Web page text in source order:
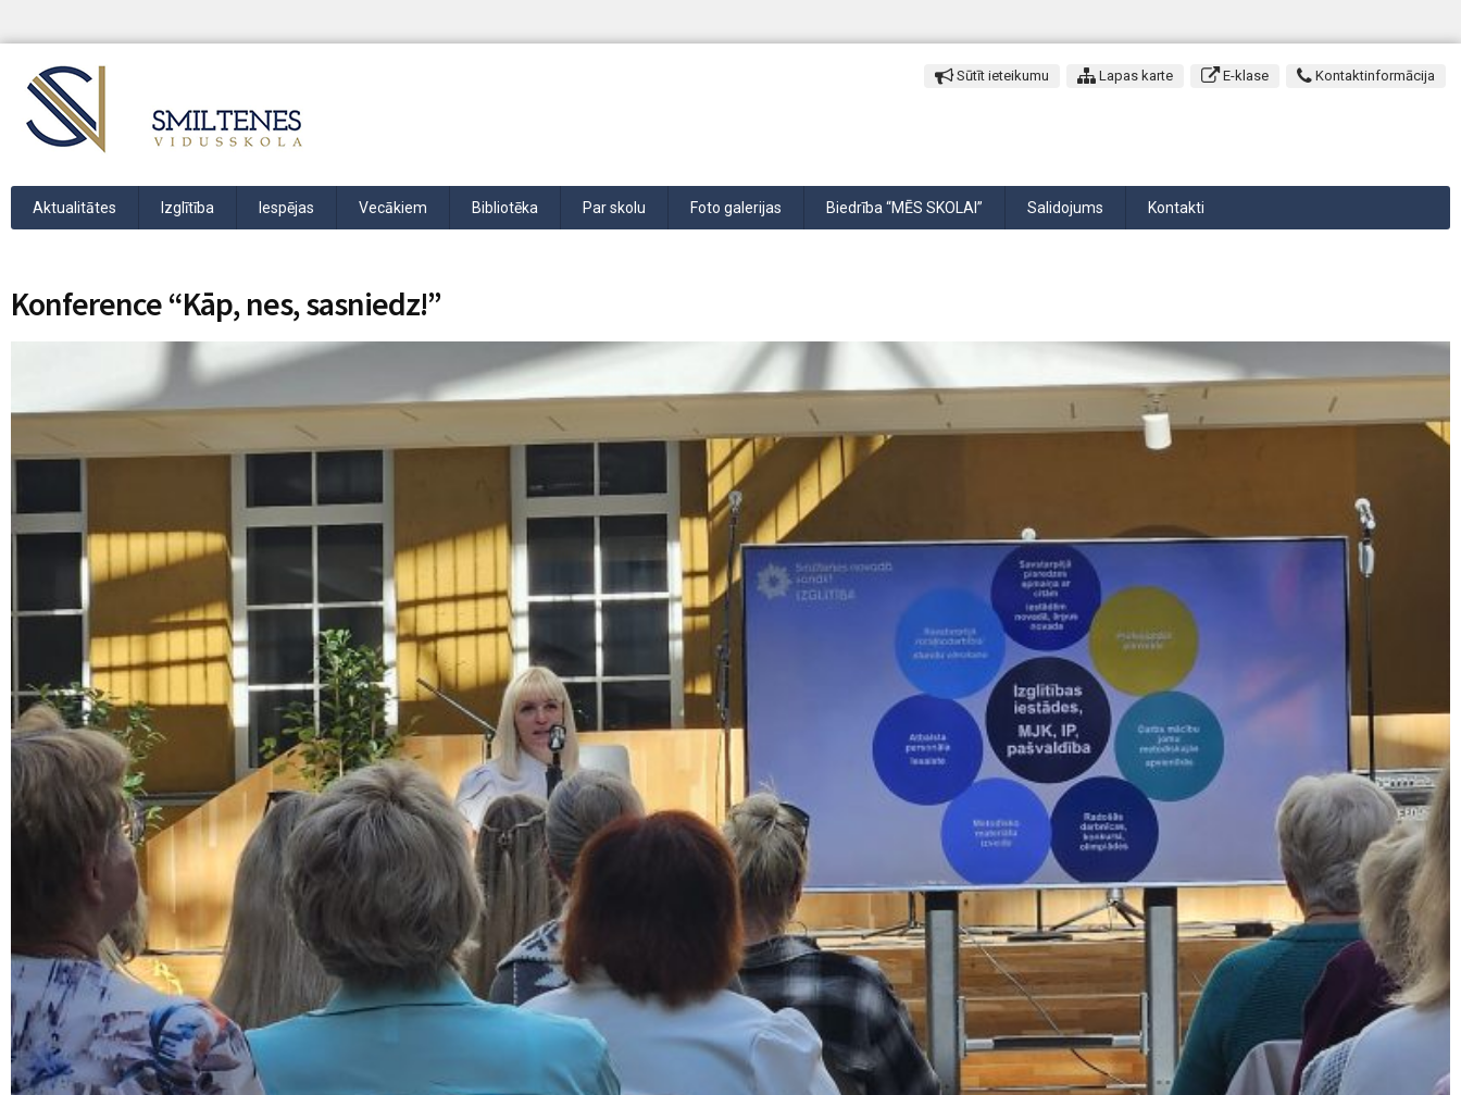
Sūtīt ieteikumu Lapas karte E-klase Kontaktinformācija
Aktualitātes Izglītība Iespējas Vecākiem Bibliotēka Par skolu Foto galerijas Biedrība “MĒS SKOLAI” Salidojums Kontakti
Konference “Kāp, nes, sasniedz!”